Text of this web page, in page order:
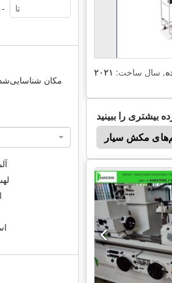
-
مکان
, سال ساخت: ۲۰۲۱
بیشتری را ببینید
مکش سیار
Karstens